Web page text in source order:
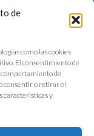
de
como las cookies
El consentimiento de
comportamiento de
consentir o retirar el
características y